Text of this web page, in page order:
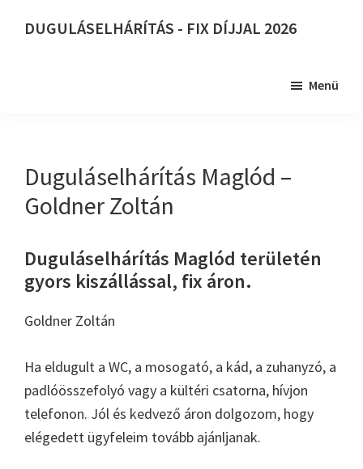
DUGULÁSELHÁRÍTÁS - FIX DÍJJAL 2026
Menü
Duguláselhárítás Maglód –
Goldner Zoltán
Duguláselhárítás Maglód területén
gyors kiszállással, fix áron.
Goldner Zoltán
Ha eldugult a WC, a mosogató, a kád, a zuhanyzó, a
padlóösszefolyó vagy a kültéri csatorna, hívjon
telefonon. Jól és kedvező áron dolgozom, hogy
elégedett ügyfeleim tovább ajánljanak.